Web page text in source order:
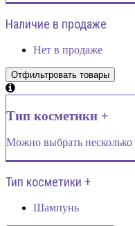
Наличие в продаже
Нет в продаже
Тип косметики +
Можно выбрать несколько
Тип косметики +
Шампунь